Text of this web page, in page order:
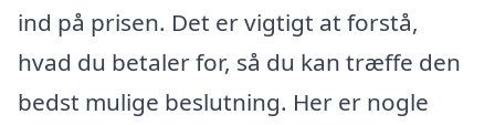
ind på prisen. Det er vigtigt at forstå,
hvad du betaler for, så du kan træffe den
bedst mulige beslutning. Her er nogle